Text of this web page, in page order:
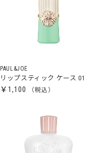
PAUL&JOE
リップスティック ケース 01
￥1,100